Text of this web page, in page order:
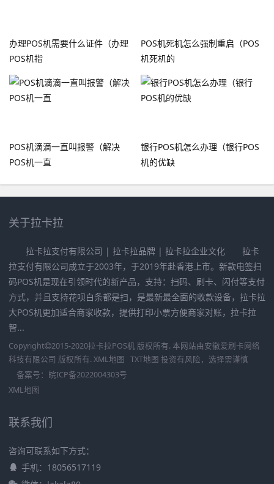
办理POS机需要什么证件（办理
POS机指
POS机死机怎么强制重启（POS
机死机的
POS机滴滴一直叫报警（解决
POS机一直
银行POS机怎么办理（银行POS
机的优缺
关于拉卡拉
拉卡拉支付有限公司 | 拉卡拉品牌 | 拉卡拉企业文化 拉卡
拉支付有限公司成立于2003年，于2019年赴香港上市。新款电签扫
码POS机是现在引领时代的新产品，支持：扫码、刷卡、闪付等支付
方式，并且支持花呗白条都是扫，是最新最全面的收款设备，拉卡拉
大POS机更加适合商家收款，提供打印小票方便商家对账，拉卡拉
智...
Copyright 2015-2020拉卡拉POS机 版权所有. 本网站由安徽爱刷卡网络
科技有限公司 版权所有. XML地图 TXT地图 投资有风险，选择需谨慎
备案号： 皖ICP备2022004303号
XML地图
联系我们
咨询可联系如下方式：
手机：18056517119